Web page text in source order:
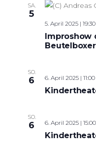
SA.
5
5. April 2025 | 19:30
Improshow
Beutelboxer
SO.
6 6. April 2025 | 11:00
SO.
6 6. April 2025 | 15:00